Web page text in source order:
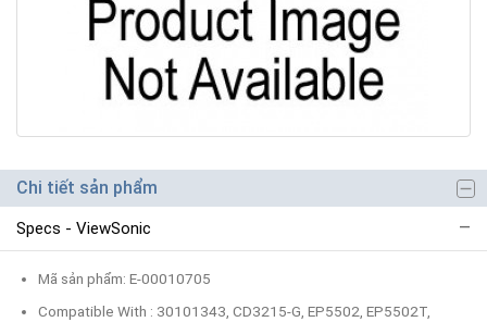
Chi tiết sản phẩm
Specs - ViewSonic
Mã sản phẩm: E-00010705
Compatible With : 30101343, CD3215-G, EP5502, EP5502T,